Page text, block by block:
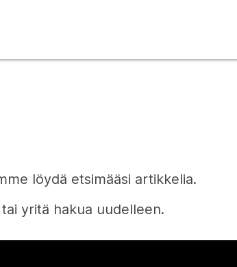
löydä etsimääsi artikkelia.
yritä hakua uudelleen.